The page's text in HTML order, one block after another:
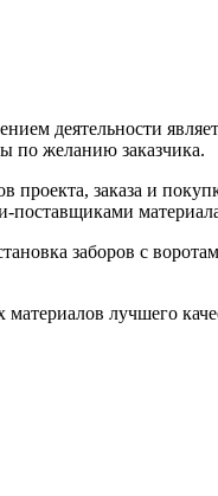
деятельности
по желанию заказчика.
проекта, заказа и
поставщиками
заборов с
лучшего